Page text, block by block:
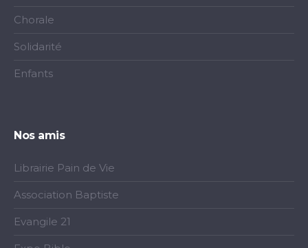
Chorale
Solidarité
Enfants
Nos amis
Librairie Pain de Vie
Association Baptiste
Evangile 21